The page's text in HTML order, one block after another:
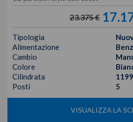
23.375 €
Tipologia
Alimentazione
Cambio
Colore
Cilindrata
Posti
5
VISUALIZZA LA